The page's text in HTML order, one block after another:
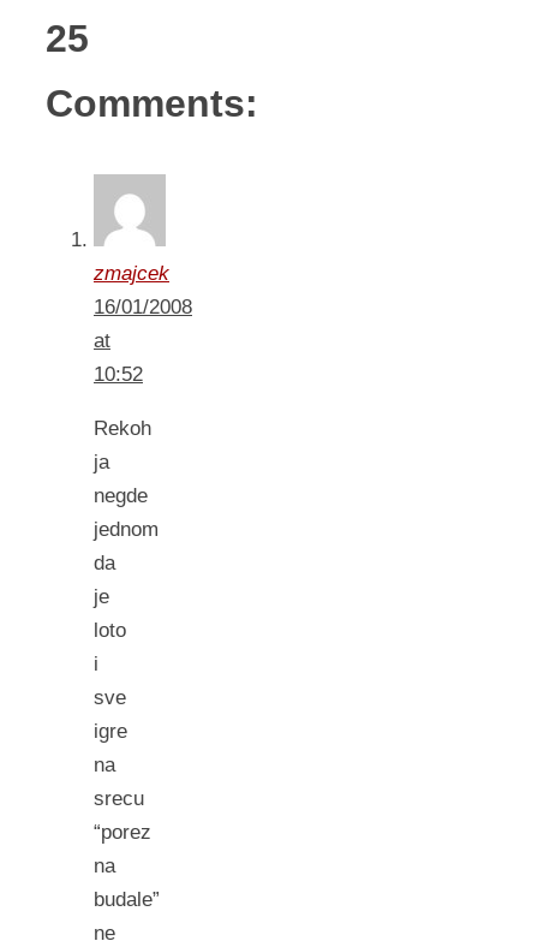
25
Comments:
zmajcek
16/01/2008
at
10:52
Rekoh
ja
negde
jednom
da
je
loto
i
sve
igre
na
srecu
“porez
na
budale”
ne